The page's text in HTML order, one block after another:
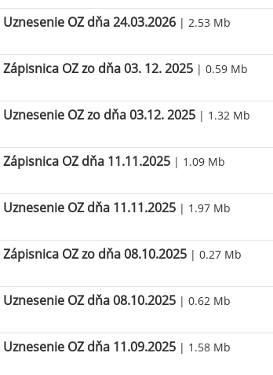
Uznesenie OZ dňa 24.03.2026 | 2.53 Mb
Zápisnica OZ zo dňa 03. 12. 2025 | 0.59 Mb
Uznesenie OZ zo dňa 03.12. 2025 | 1.32 Mb
Zápisnica OZ dňa 11.11.2025 | 1.09 Mb
Uznesenie OZ dňa 11.11.2025 | 1.97 Mb
Zápisnica OZ zo dňa 08.10.2025 | 0.27 Mb
Uznesenie OZ dňa 08.10.2025 | 0.62 Mb
Uznesenie OZ dňa 11.09.2025 | 1.58 Mb